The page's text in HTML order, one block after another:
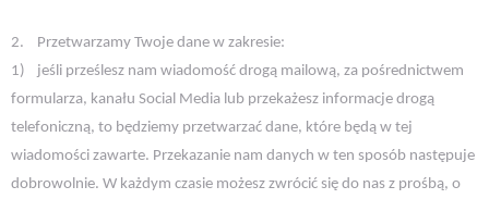
2.
Przetwarzamy Twoje dane w zakresie:
1)
jeśli prześlesz nam wiadomość drogą mailową, za pośrednictwem
formularza, kanału Social Media lub przekażesz informacje drogą
telefoniczną, to będziemy przetwarzać dane, które będą w tej
wiadomości zawarte. Przekazanie nam danych w ten sposób następuje
dobrowolnie. W każdym czasie możesz zwrócić się do nas z prośbą, o